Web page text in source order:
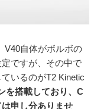
V40自体がボルボの
ですが、その中で
いるのがT2 Kinetic
を搭載しており、C
申し分ありませ